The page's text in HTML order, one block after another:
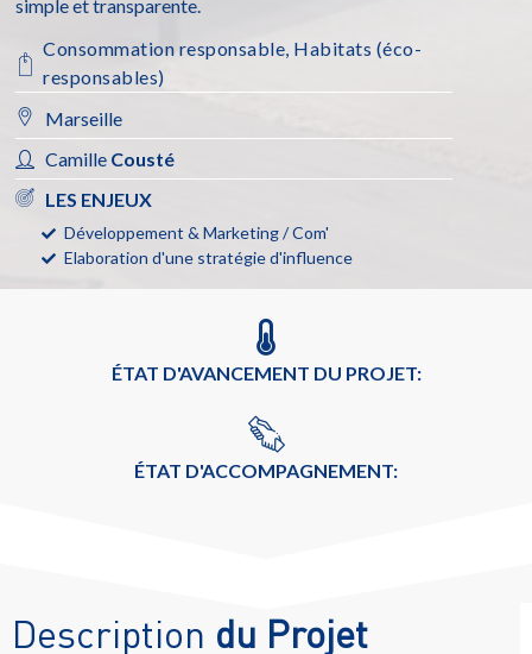
simple et transparente.
Consommation responsable, Habitats (éco-
responsables)
Marseille
Camille Cousté
LES ENJEUX
Développement & Marketing / Com'
Elaboration d'une stratégie d'influence
ÉTAT D'AVANCEMENT DU PROJET:
ÉTAT D'ACCOMPAGNEMENT:
Description du Projet